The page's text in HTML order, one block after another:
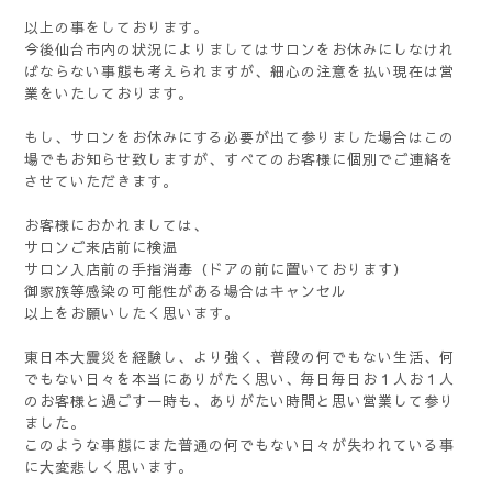
以上の事をしております。
今後仙台市内の状況によりましてはサロンをお休みにしなけれ
ばならない事態も考えられますが、細心の注意を払い現在は営
業をいたしております。
もし、サロンをお休みにする必要が出て参りました場合はこの
場でもお知らせ致しますが、すべてのお客様に個別でご連絡を
させていただきます。
お客様におかれましては、
サロンご来店前に検温
サロン入店前の手指消毒（ドアの前に置いております）
御家族等感染の可能性がある場合はキャンセル
以上をお願いしたく思います。
東日本大震災を経験し、より強く、普段の何でもない生活、何
でもない日々を本当にありがたく思い、毎日毎日お１人お１人
のお客様と過ごす一時も、ありがたい時間と思い営業して参り
ました。
このような事態にまた普通の何でもない日々が失われている事
に大変悲しく思います。